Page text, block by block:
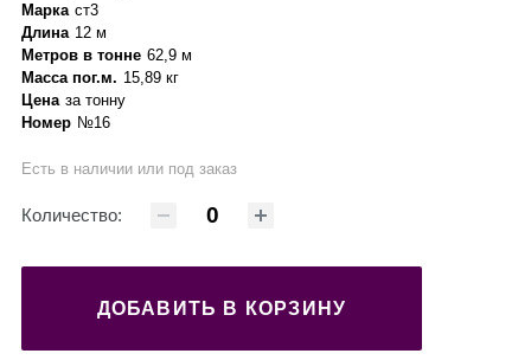
Марка ст3
Длина 12 м
Метров в тонне 62,9 м
Масса пог.м. 15,89 кг
Цена за тонну
Номер №16
Есть в наличии или под заказ
Количество:
ДОБАВИТЬ В КОРЗИНУ